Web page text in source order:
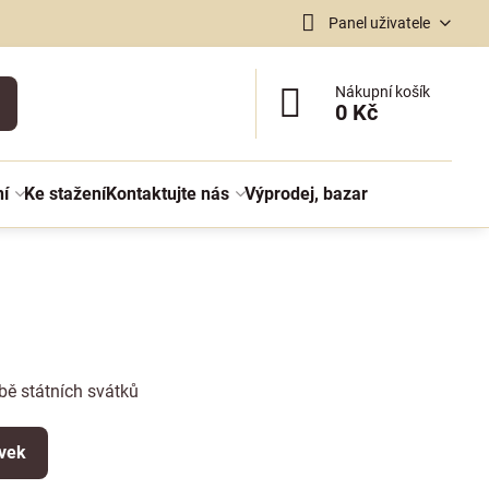
Panel uživatele
Nákupní košík
0 Kč
Ke staženíKontaktujte nás Výprodej, bazar
státních svátků